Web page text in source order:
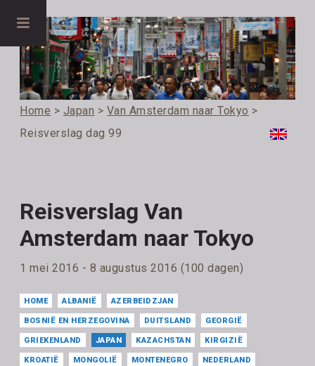
Home > Japan > Van Amsterdam naar Tokyo >
Reisverslag dag 99
Reisverslag Van
Amsterdam naar Tokyo
1 mei 2016 - 8 augustus 2016 (100 dagen)
HOME ALBANIË AZERBEIDZJAN
BOSNIË EN HERZEGOVINA DUITSLAND GEORGIË
GRIEKENLAND JAPAN KAZACHSTAN KIRGIZIË
KROATIË MONGOLIË MONTENEGRO NEDERLAND